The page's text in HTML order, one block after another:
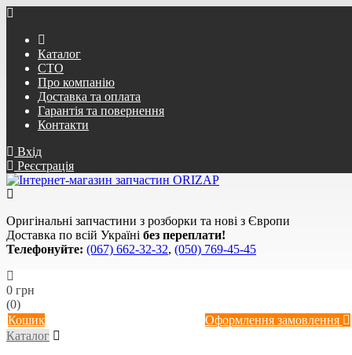
Каталог
СТО
Про компанію
Доставка та оплата
Гарантія та повернення
Контакти
Вхід
Реєстрація
Оригінальні запчастини з розборки та нові з Європи
Доставка по всій Україні без переплати!
Телефонуйте: (067) 662-32-32, (050) 769-45-45
0 грн
(0)
Кошик
Оформлення замовлення
Каталог